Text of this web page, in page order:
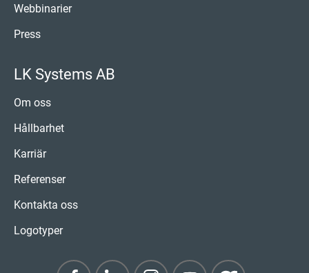
Webbinarier
Press
LK Systems AB
Om oss
Hållbarhet
Karriär
Referenser
Kontakta oss
Logotyper